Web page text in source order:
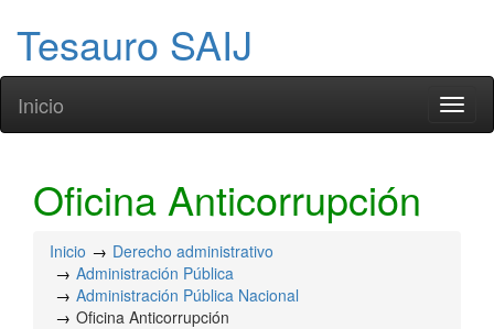
Tesauro SAIJ
Inicio
Oficina Anticorrupción
Inicio
Derecho administrativo
Administración Pública
Administración Pública Nacional
Oficina Anticorrupción